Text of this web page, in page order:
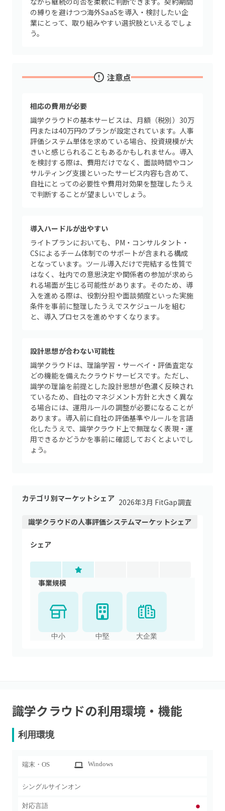
の縛りを避けつつ海外SaaSを導入・検討したい企
業にとって、取り組みやすい選択肢といえるでしょ
う。
注意点
相応の費用が必要
識学クラウドの基本サービスは、月額（税別）30万
円または40万円のプランが設定されています。人事
評価システム単体を求めている場合、投資規模が大
きいと感じられることもあるかもしれません。導入
を検討する際は、費用だけでなく、面談時間やコン
サルティング支援といったサービス内容も含めて、
自社にとっての必要性や費用対効果を整理したうえ
で判断することが望ましいでしょう。
導入ハードルが出やすい
ライトプランにおいても、PM・コンサルタント・
CSによるチーム体制でのサポートが含まれる構成
となっています。ツール導入だけで完結する性質で
はなく、社内での意思決定や関係者の参加が求めら
れる場面が生じる可能性があります。そのため、導
入を進める際は、役割分担や面談頻度といった実施
条件を事前に整理したうえでスケジュールを組む
と、導入プロセスを進めやすくなります。
設計思想が合わない可能性
識学クラウドは、理論学習・サーベイ・評価査定な
どの機能を備えたクラウドサービスです。ただし、
識学の理論を前提とした設計思想が色濃く反映され
ているため、自社のマネジメント方針と大きく異な
る場合には、運用ルールの調整が必要になることが
あります。導入前に自社の評価基準やルールを言語
化したうえで、識学クラウド上で無理なく表現・運
用できるかどうかを事前に確認しておくとよいでし
ょう。
カテゴリ別マーケットシェア 2026年3月 FitGap調査
識学クラウドの人事評価システムマーケットシェア
シェア
事業規模
中小 中堅 大企業
識学クラウドの利用環境・機能
利用環境
端末・OS Windows
シングルサインオン
対応言語